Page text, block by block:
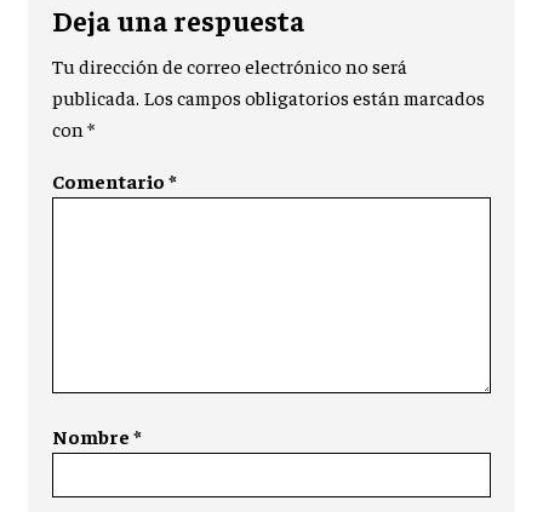
Deja una respuesta
Tu dirección de correo electrónico no será
publicada. Los campos obligatorios están marcados
con*
Comentario*
Nombre*